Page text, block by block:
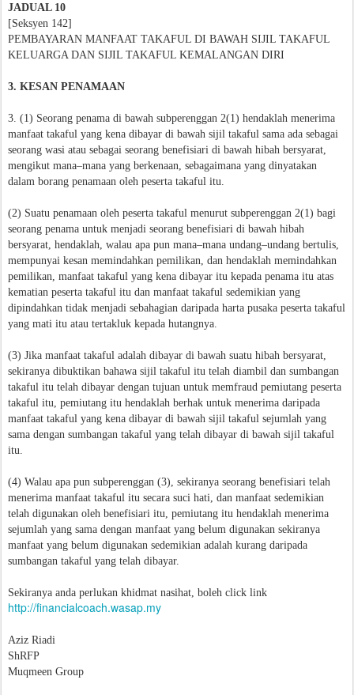
JADUAL 10
[Seksyen 142]
PEMBAYARAN MANFAAT TAKAFUL DI BAWAH SIJIL TAKAFUL
KELUARGA DAN SIJIL TAKAFUL KEMALANGAN DIRI
3. KESAN PENAMAAN
3. (1) Seorang penama di bawah subperenggan 2(1) hendaklah menerima
manfaat takaful yang kena dibayar di bawah sijil takaful sama ada sebagai
seorang wasi atau sebagai seorang benefisiari di bawah hibah bersyarat,
mengikut mana–mana yang berkenaan, sebagaimana yang dinyatakan
dalam borang penamaan oleh peserta takaful itu.
(2) Suatu penamaan oleh peserta takaful menurut subperenggan 2(1) bagi
seorang penama untuk menjadi seorang benefisiari di bawah hibah
bersyarat, hendaklah, walau apa pun mana–mana undang–undang bertulis,
mempunyai kesan memindahkan pemilikan, dan hendaklah memindahkan
pemilikan, manfaat takaful yang kena dibayar itu kepada penama itu atas
kematian peserta takaful itu dan manfaat takaful sedemikian yang
dipindahkan tidak menjadi sebahagian daripada harta pusaka peserta takaful
yang mati itu atau tertakluk kepada hutangnya.
(3) Jika manfaat takaful adalah dibayar di bawah suatu hibah bersyarat,
sekiranya dibuktikan bahawa sijil takaful itu telah diambil dan sumbangan
takaful itu telah dibayar dengan tujuan untuk memfraud pemiutang peserta
takaful itu, pemiutang itu hendaklah berhak untuk menerima daripada
manfaat takaful yang kena dibayar di bawah sijil takaful sejumlah yang
sama dengan sumbangan takaful yang telah dibayar di bawah sijil takaful
itu.
(4) Walau apa pun subperenggan (3), sekiranya seorang benefisiari telah
menerima manfaat takaful itu secara suci hati, dan manfaat sedemikian
telah digunakan oleh benefisiari itu, pemiutang itu hendaklah menerima
sejumlah yang sama dengan manfaat yang belum digunakan sekiranya
manfaat yang belum digunakan sedemikian adalah kurang daripada
sumbangan takaful yang telah dibayar.
Sekiranya anda perlukan khidmat nasihat, boleh click link
http://financialcoach.wasap.my
Aziz Riadi
ShRFP
Muqmeen Group